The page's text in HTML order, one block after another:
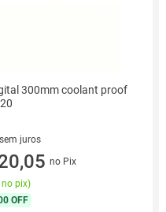
300mm coolant proof
juros
sem juros no Pix
no pix)
OFF